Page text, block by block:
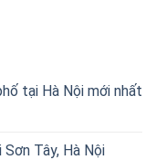
tại Hà Nội mới nhất
Tây, Hà Nội